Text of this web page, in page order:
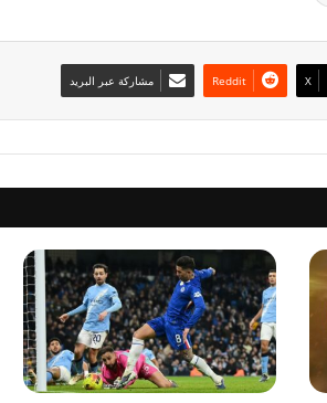
‫X
‏Reddit مشاركة عبر البريد